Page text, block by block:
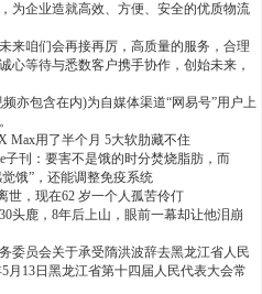
为企业造就高效、方便、安全的优质物流
咱们会再接再厉，高质量的服务，合理
心等待与悉数客户携手协作，创始未来，
包含在内)为自媒体渠道“网易号”用户上
用了半个月 5大软肋藏不住
刊：要害不是饿的时分焚烧脂肪，而
饿”，还能调整免疫系统
，现在62 岁一个人孤苦伶仃
鹿，8年后上山，眼前一幕却让他泪崩
员会关于承受隋洪波辞去黑龙江省人民
月13日黑龙江省第十四届人民代表大会常